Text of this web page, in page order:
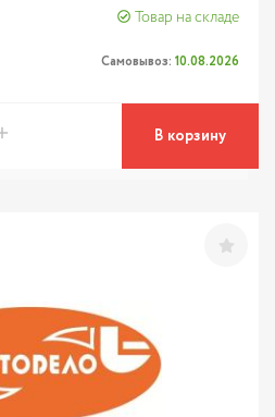
Товар на складе
Самовывоз: 10.08.2026
В корзину